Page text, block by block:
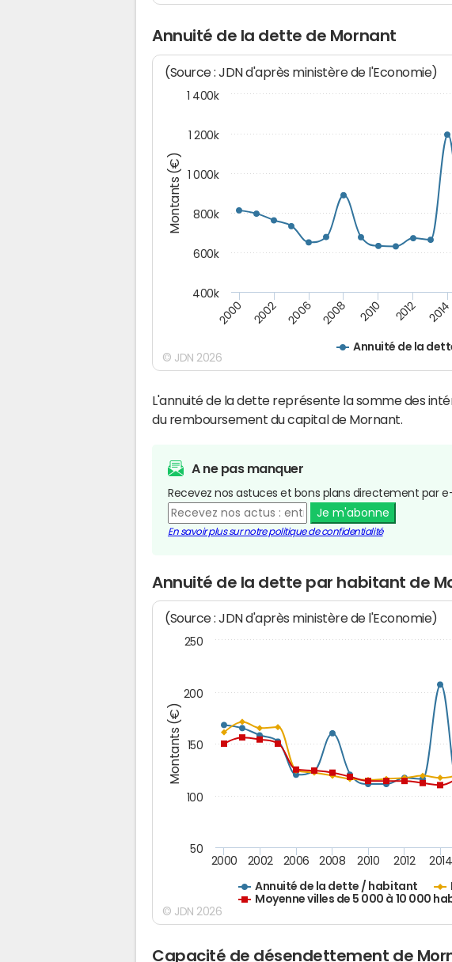
Annuité de la dette de Mornant
Montants (€)
(Source : JDN d'après ministère de l'Economie)
Annuité de la
2000 2002 2006 2008 2010 2012 2014
400k
600k
800k
1 000k
1 200k
1 400k
© JDN 2026
L'annuité de la dette représente la somme des
du remboursement du capital de Mornant.
A ne pas manquer
Recevez nos astuces et bons plans directement par e-
Je m'abonne
En savoir plus sur notre politique de confidentialité
Annuité de la dette par habitant de
Montants (€)
(Source : JDN d'après ministère de l'Economie)
Annuité de la dette / habitant
Moyenne villes de 5 000 à 10 000
2000 2002 2006 2008 2010 2012 2014
100
150
200
50
250
© JDN 2026
Capacité de désendettement de